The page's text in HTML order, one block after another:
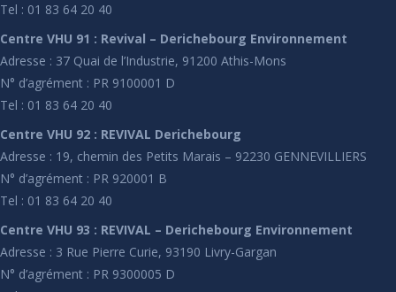
Tel : 01 83 64 20 40
Centre VHU 91 : Revival – Derichebourg Environnement
Adresse : 37 Quai de l’Industrie, 91200 Athis-Mons
N° d’agrément : PR 9100001 D
Tel : 01 83 64 20 40
Centre VHU 92 : REVIVAL Derichebourg
Adresse : 19, chemin des Petits Marais – 92230 GENNEVILLIERS
N° d’agrément : PR 920001 B
Tel : 01 83 64 20 40
Centre VHU 93 : REVIVAL – Derichebourg Environnement
Adresse : 3 Rue Pierre Curie, 93190 Livry-Gargan
N° d’agrément : PR 9300005 D